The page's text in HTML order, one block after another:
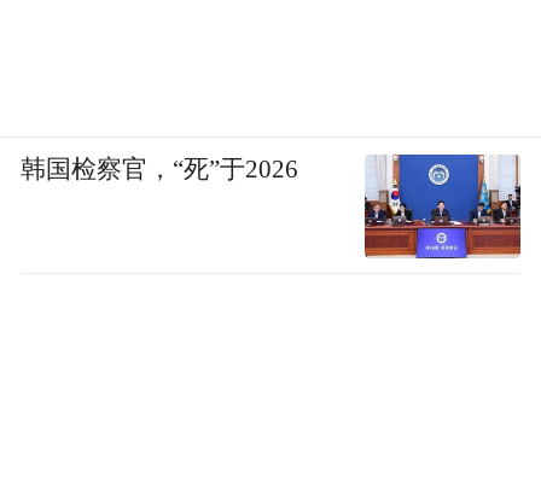
韩国检察官，“死”于2026